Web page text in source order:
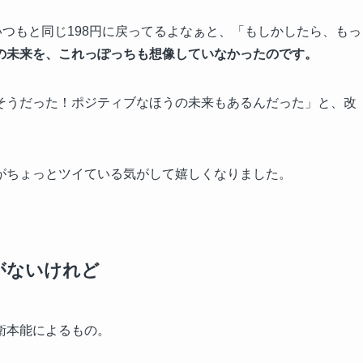
もと同じ198円に戻ってるよなぁと、「もしかしたら、もっ
未来を、これっぽっちも想像していなかったのです。
だった！ポジティブなほうの未来もあるんだった」と、改
ょっとツイている気がして嬉しくなりました。
ないけれど
能によるもの。